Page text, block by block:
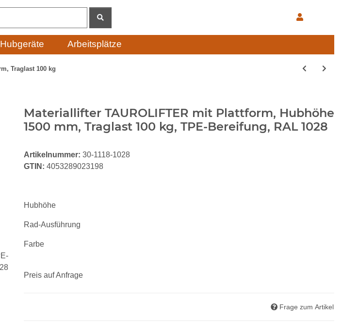
Hubgeräte Arbeitsplätze
Traglast 100 kg
Materiallifter TAUROLIFTER mit Plattform, Hubhöhe
1500 mm, Traglast 100 kg, TPE-Bereifung, RAL 1028
Artikelnummer: 30-1118-1028
GTIN: 4053289023198
Hubhöhe
Rad-Ausführung
Farbe
Preis auf Anfrage
Frage zum Artikel